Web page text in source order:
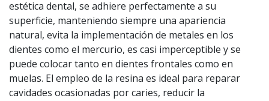
estética dental, se adhiere perfectamente a su
superficie, manteniendo siempre una apariencia
natural, evita la implementación de metales en los
dientes como el mercurio, es casi imperceptible y se
puede colocar tanto en dientes frontales como en
muelas. El empleo de la resina es ideal para reparar
cavidades ocasionadas por caries, reducir la